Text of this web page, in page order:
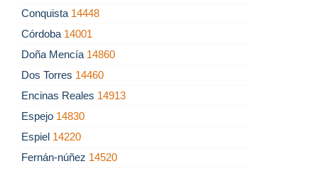
Conquista 14448
Córdoba 14001
Doña Mencía 14860
Dos Torres 14460
Encinas Reales 14913
Espejo 14830
Espiel 14220
Fernán-núñez 14520